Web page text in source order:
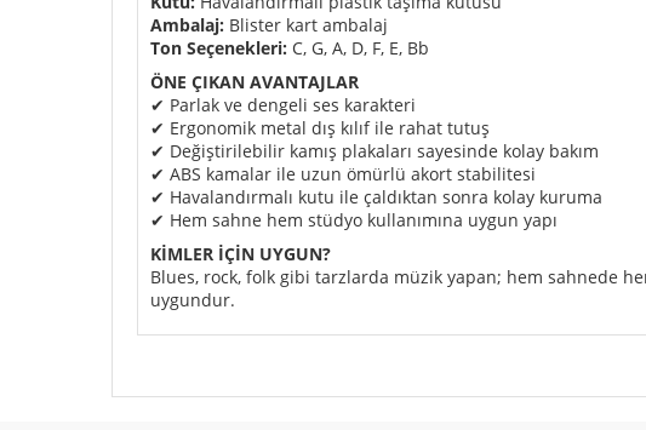
Ambalaj: Blister kart ambalaj
Ton Seçenekleri: C, G, A, D, F, E, Bb
ÖNE ÇIKAN AVANTAJLAR
✔ Parlak ve dengeli ses karakteri
✔ Ergonomik metal dış kılıf ile rahat tutuş
✔ Değiştirilebilir kamış plakaları sayesinde kolay bakım
✔ ABS kamalar ile uzun ömürlü akort stabilitesi
✔ Havalandırmalı kutu ile çaldıktan sonra kolay kuruma
✔ Hem sahne hem stüdyo kullanımına uygun yapı
KİMLER İÇİN UYGUN?
Blues, rock, folk gibi tarzlarda müzik yapan; hem sahnede
uygundur.